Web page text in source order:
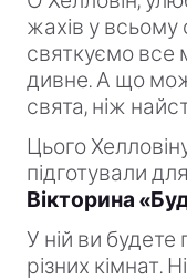
жахів у всьому
святкуємо все
дивне. А що
свята, ніж
Цього
підготували
Вікторина
У ній ви будете
різних кімнат.